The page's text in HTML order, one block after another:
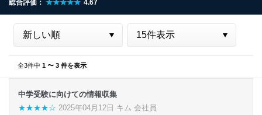
総合評価： ★★★★★ 4.67
全3件中 1 〜 3 件を表示
中学受験に向けての情報収集
★★★★☆ 2025年04月12日 キム 会社員